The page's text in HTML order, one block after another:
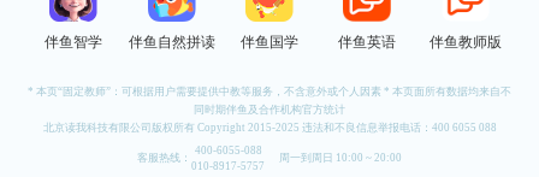
伴鱼智学 伴鱼自然拼读 伴鱼国学 伴鱼英语 伴鱼教师版
* 本页“固定教师”：可根据用户需要提供中教等服务，不含意外或个人因素 * 本页面所有数据均来自不
同时期伴鱼及合作机构官方统计
北京读我科技有限公司版权所有 Copyright 2015-2025 违法和不良信息举报电话： 400 6055 088
客服热线：
400-6055-088
010-8917-5757
周一到周日 10:00 ~ 20:00